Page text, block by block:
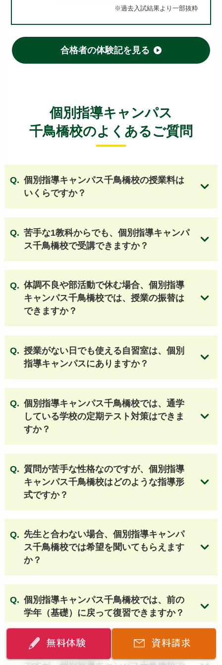
山田高等学校
枚方高等学校
河南高等学校
刀根山高等学校
【大阪 国立・私立高校】
清風南海高等学校
四天王寺高等学校
大阪桐蔭高等学校
桃山学院高等学校
国立大阪教育大学附属天王寺校舎
国立大阪教育大学附属平野校舎
清教学園高等学校
清風高等学校
近畿大学附属高等学校
初芝富田林高等学校
箕面自由学園高等学校
追手門学院高等学校
関西大学第一高等学校
関西創価高等学校
帝塚山学院泉ヶ丘高等学校
関西大学高等部
上宮高等学校
関西大学北陽高等学校
金光八尾高等学校
早稲田大阪高等学校
大阪学芸高等学校
大阪公立大学工業高等専門学校
利晶学園大阪立命館高等学校
常翔啓光学園高等学校 他
※過去入試結果より一部抜粋
合格者の体験記を見る
個別指導キャンパス
千鳥橋校のよくあるご質問
個別指導キャンパス千鳥橋校の授業料は
いくらですか？
個別指導キャンパスの授業料はこちら
苦手な1教科からでも、個別指導キャンパ
ス千鳥橋校で受講できますか？
体調不良や部活動で休む場合、個別指導
キャンパス千鳥橋校では、授業の振替は
できますか？
授業がない日でも使える自習室は、個別
指導キャンパスにありますか？
個別指導キャンパス千鳥橋校では、通学
している学校の定期テスト対策はできま
すか？
質問が苦手な性格なのですが、個別指導
キャンパス千鳥橋校はどのような指導形
式ですか？
先生と合わない場合、個別指導キャンパ
ス千鳥橋校では希望を聞いてもらえます
か？
個別指導キャンパス千鳥橋校では、前の
学年（基礎）に戻って復習できますか？
成績が悪く、授業についていけるか不安
無料体験 資料請求